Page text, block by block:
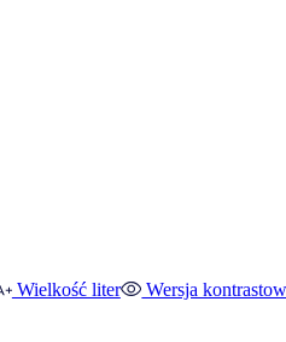
Wielkość liter Wersja